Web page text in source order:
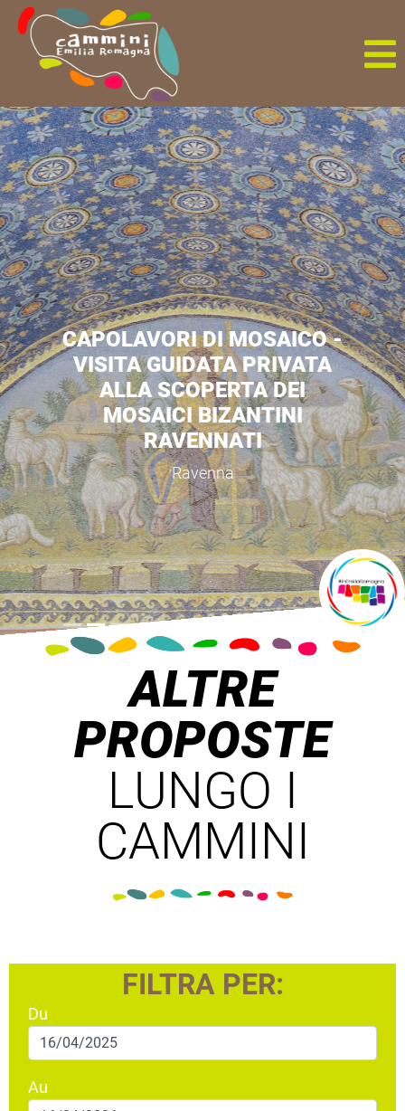
CAPOLAVORI DI MOSAICO -
VISITA GUIDATA PRIVATA
ALLA SCOPERTA DEI
MOSAICI BIZANTINI
RAVENNATI
Ravenna
ALTRE
PROPOSTE
LUNGO I
CAMMINI
FILTRA PER:
Du
Au